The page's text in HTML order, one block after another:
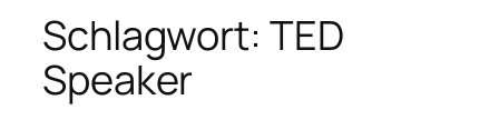
Schlagwort: TED
Speaker